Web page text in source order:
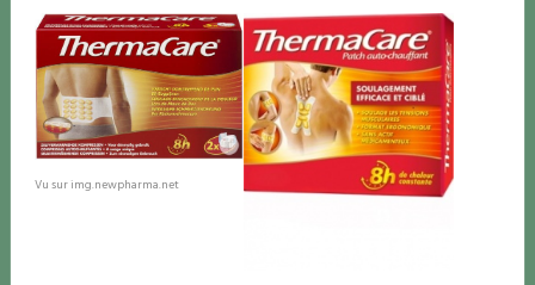
Vu sur img.newpharma.net